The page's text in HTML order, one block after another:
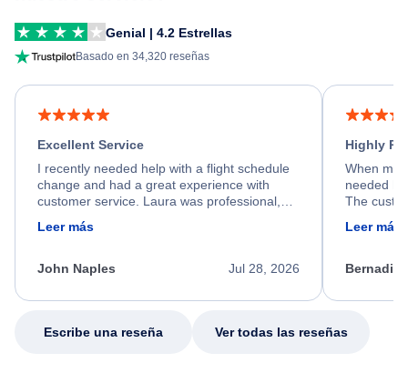
Genial | 4.2 Estrellas
Basado en 34,320 reseñas
Excellent Service
I recently needed help with a flight schedule
change and had a great experience with
customer service. Laura was professional,
friendly, and very helpful throughout the
process. She quickly found a solution and
appreciate her excellent service.
Leer más
Jul 28, 2026
John Naples
Highly
When my
needed
The
calm,
my issue.
Leer más
Escribe una reseña Ver todas las reseñas